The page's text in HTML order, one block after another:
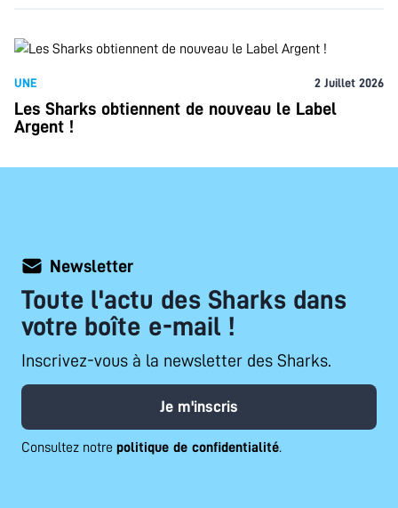
UNE 2 Juillet 2026
Les Sharks obtiennent de nouveau le Label
Argent !
Newsletter
Toute l'actu des Sharks dans
votre boîte e-mail !
Inscrivez-vous à la newsletter des Sharks.
Je m'inscris
Consultez notre politique de confidentialité.